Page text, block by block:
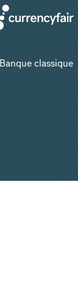
Banque classique